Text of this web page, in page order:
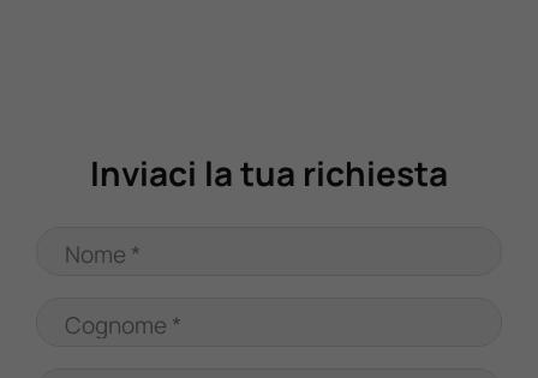
Inviaci la tua richiesta
Nome *
Cognome *